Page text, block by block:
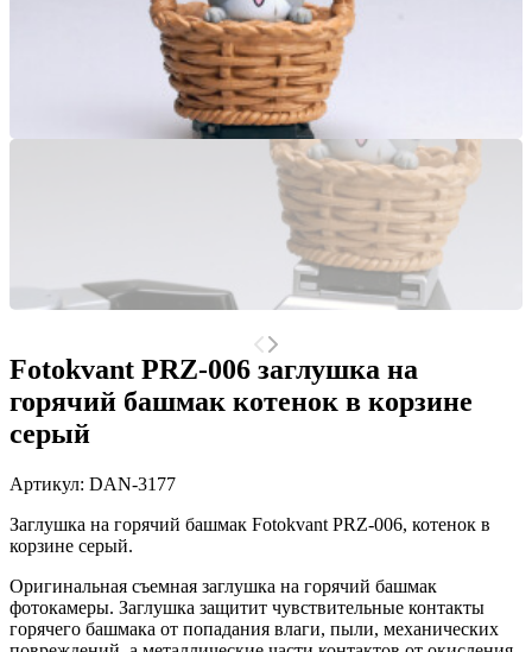
Fotokvant PRZ-006 заглушка на
горячий башмак котенок в корзине
серый
Артикул: DAN-3177
Заглушка на горячий башмак Fotokvant PRZ-006, котенок в
корзине серый.
Оригинальная съемная заглушка на горячий башмак
фотокамеры. Заглушка защитит чувствительные контакты
горячего башмака от попадания влаги, пыли, механических